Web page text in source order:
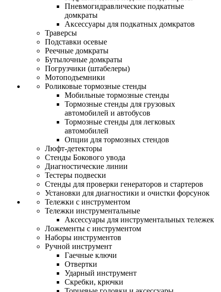
Пневмогидравлические подкатные
домкраты
Аксессуары для подкатных домкратов
Траверсы
Подставки осевые
Реечные домкраты
Бутылочные домкраты
Погрузчики (штабелеры)
Мотоподъемники
Роликовые тормозные стенды
Мобильные тормозные стенды
Тормозные стенды для грузовых
автомобилей и автобусов
Тормозные стенды для легковых
автомобилей
Опции для тормозных стендов
Люфт-детекторы
Стенды Бокового увода
Диагностические линии
Тестеры подвески
Стенды для проверки генераторов и стартеров
Установки для диагностики и очистки форсунок
Тележки с инструментом
Тележки инструментальные
Аксессуары для инструментальных тележек
Ложементы с инструментом
Наборы инструментов
Ручной инструмент
Гаечные ключи
Отвертки
Ударный инструмент
Скребки, крючки